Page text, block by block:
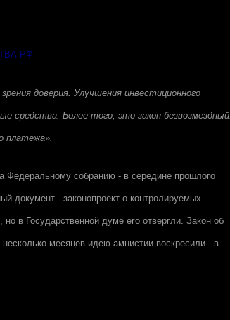
РФ
доверия. Улучшения инвестиционного
средства. Более того, это закон безвозмездный.
платежа».
Федеральному собранию - в середине прошлого
документ - законопроект о контролируемых
в Государственной думе его отвергли. Закон об
месяцев идею амнистии воскресили - в